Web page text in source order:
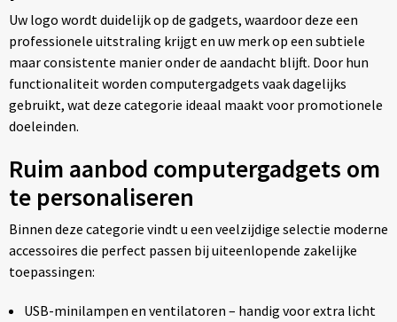
Uw logo wordt duidelijk op de gadgets, waardoor deze een
professionele uitstraling krijgt en uw merk op een subtiele
maar consistente manier onder de aandacht blijft. Door hun
functionaliteit worden computergadgets vaak dagelijks
gebruikt, wat deze categorie ideaal maakt voor promotionele
doeleinden.
Ruim aanbod computergadgets om
te personaliseren
Binnen deze categorie vindt u een veelzijdige selectie moderne
accessoires die perfect passen bij uiteenlopende zakelijke
toepassingen:
USB-minilampen en ventilatoren – handig voor extra licht